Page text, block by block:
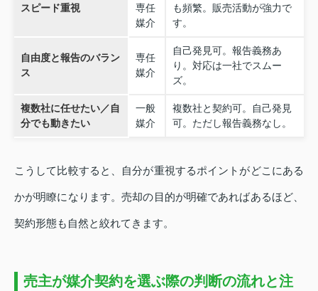
スピード重視
専任
媒介
も頻繁。販売活動が強力で
す。
自由度と報告のバラン
ス
専任
媒介
自己発見可。報告義務あ
り。対応は一社でスムー
ズ。
複数社に任せたい／自
分でも動きたい
一般
媒介
複数社と契約可。自己発見
可。ただし報告義務なし。
こうして比較すると、自分が重視するポイントがどこにある
かが明瞭になります。売却の目的が明確であればあるほど、
契約形態も自然と絞れてきます。
売主が媒介契約を選ぶ際の判断の流れと注